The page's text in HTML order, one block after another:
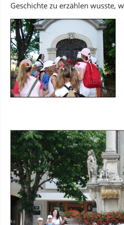
Geschichte zu erzählen wusste,